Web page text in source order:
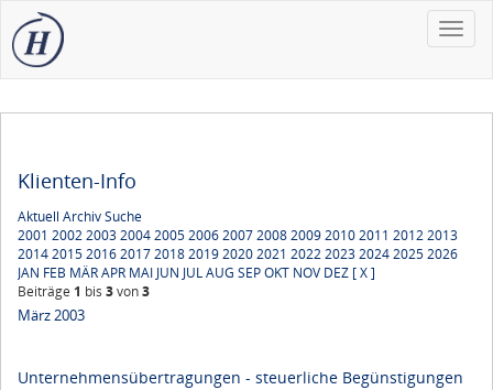
Toggle
Klienten-Info
Aktuell ArchivSuche
2001 2002200320042005200620072008200920102011 20122013
20142015201620172018201920202021 20222023202420252026
JAN FEB MÄRAPR MAI JUN JULAUG SEPOKT NOV DEZ [ X ]
Beiträge 1 bis 3von3
März 2003
Unternehmensübertragungen - steuerliche Begünstigungen